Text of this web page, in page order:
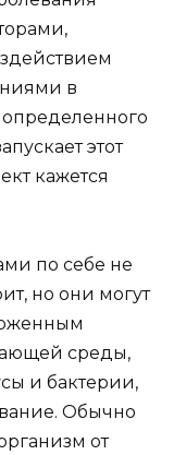
в
этот
кажется
по себе не
но они могут
среды,
и бактерии,
Обычно
от